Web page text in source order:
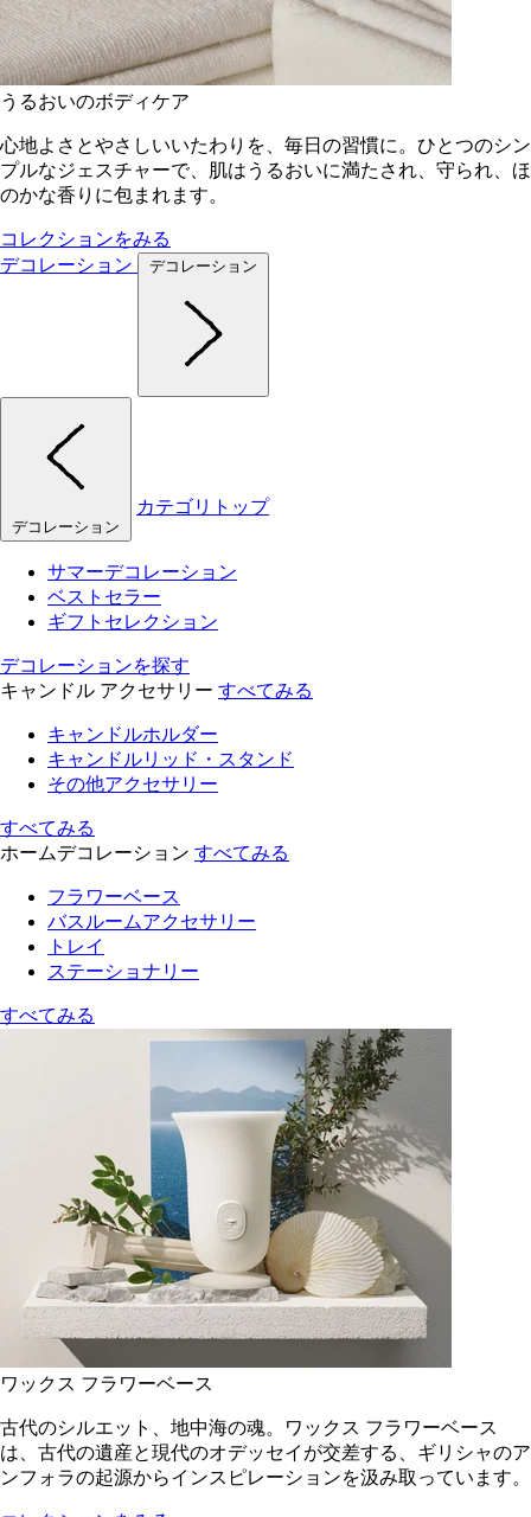
うるおいのボディケア
心地よさとやさしいいたわりを、毎日の習慣に。ひとつのシン
プルなジェスチャーで、肌はうるおいに満たされ、守られ、ほ
のかな香りに包まれます。
コレクションをみる
デコレーション
デコレーション
デコレーション
カテゴリトップ
サマーデコレーション
ベストセラー
ギフトセレクション
デコレーションを探す
キャンドル アクセサリー すべてみる
キャンドルホルダー
キャンドルリッド・スタンド
その他アクセサリー
すべてみる
ホームデコレーション すべてみる
フラワーベース
バスルームアクセサリー
トレイ
ステーショナリー
すべてみる
ワックス フラワーベース
古代のシルエット、地中海の魂。ワックス フラワーベース
は、古代の遺産と現代のオデッセイが交差する、ギリシャのア
ンフォラの起源からインスピレーションを汲み取っています。